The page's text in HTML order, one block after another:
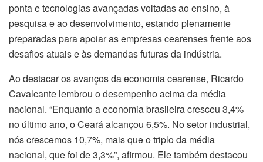
ponta e tecnologias avançadas voltadas ao ensino, à
pesquisa e ao desenvolvimento, estando plenamente
preparadas para apoiar as empresas cearenses frente aos
desafios atuais e às demandas futuras da indústria.
Ao destacar os avanços da economia cearense, Ricardo
Cavalcante lembrou o desempenho acima da média
nacional. “Enquanto a economia brasileira cresceu 3,4%
no último ano, o Ceará alcançou 6,5%. No setor industrial,
nós crescemos 10,7%, mais que o triplo da média
nacional, que foi de 3,3%”, afirmou. Ele também destacou